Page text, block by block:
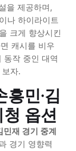
을 제공하며,
나 하이라이트
크게 향상시킨
캐시를 비우
동작 중인 대역
자.
민·김
옵션
민재 경기 중계
경기 영향력